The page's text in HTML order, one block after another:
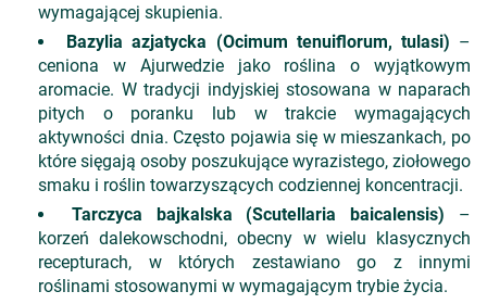
wymagającej skupienia.
Bazylia azjatycka (Ocimum tenuiflorum, tulasi) –
ceniona w Ajurwedzie jako roślina o wyjątkowym
aromacie. W tradycji indyjskiej stosowana w naparach
pitych o poranku lub w trakcie wymagających
aktywności dnia. Często pojawia się w mieszankach, po
które sięgają osoby poszukujące wyrazistego, ziołowego
smaku i roślin towarzyszących codziennej koncentracji.
Tarczyca bajkalska (Scutellaria baicalensis) –
korzeń dalekowschodni, obecny w wielu klasycznych
recepturach, w których zestawiano go z innymi
roślinami stosowanymi w wymagającym trybie życia.